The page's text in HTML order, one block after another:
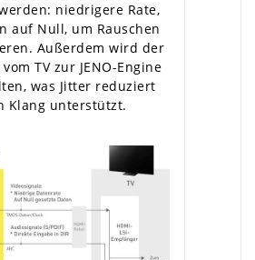
niedrigere Rate,
auf Null, um Rauschen
Außerdem wird der
TV zur JENO-Engine
was Jitter reduziert
Klang unterstützt.